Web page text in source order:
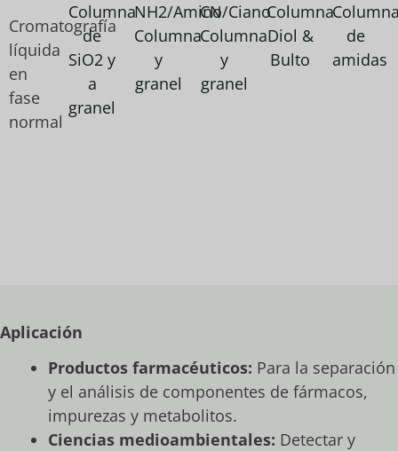
Cromatografía
líquida
en
fase
normal
Columna
de
SiO2 y
a
granel
NH2/Amino
Columna
y
granel
CN/Ciano
Columna
y
granel
Columna
Diol &
Bulto
de
amidas
Aplicación
Productos farmacéuticos: Para la separación
y el análisis de componentes de fármacos,
impurezas y metabolitos.
Ciencias medioambientales: Detectar y